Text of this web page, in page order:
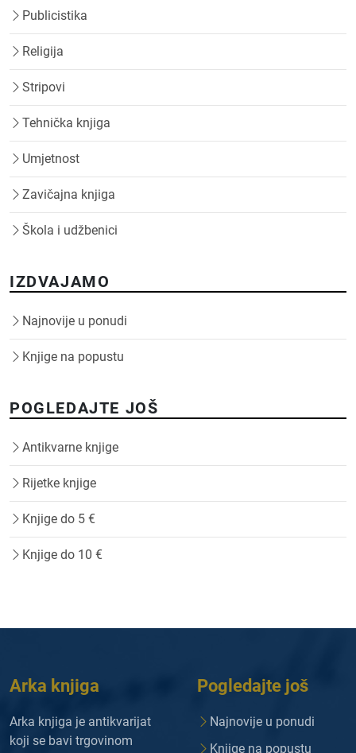
Publicistika
Religija
Stripovi
Tehnička knjiga
Umjetnost
Zavičajna knjiga
Škola i udžbenici
IZDVAJAMO
Najnovije u ponudi
Knjige na popustu
POGLEDAJTE JOŠ
Antikvarne knjige
Rijetke knjige
Knjige do 5 €
Knjige do 10 €
Arka knjiga
Arka knjiga je antikvarijat
koji se bavi trgovinom
Pogledajte još
Najnovije u ponudi
Knjige na popustu